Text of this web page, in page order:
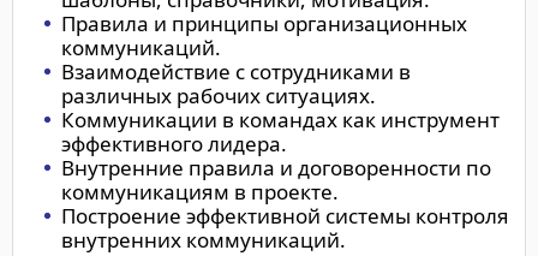
Правила и принципы организационных
коммуникаций.
Взаимодействие с сотрудниками в
различных рабочих ситуациях.
Коммуникации в командах как инструмент
эффективного лидера.
Внутренние правила и договоренности по
коммуникациям в проекте.
Построение эффективной системы контроля
внутренних коммуникаций.